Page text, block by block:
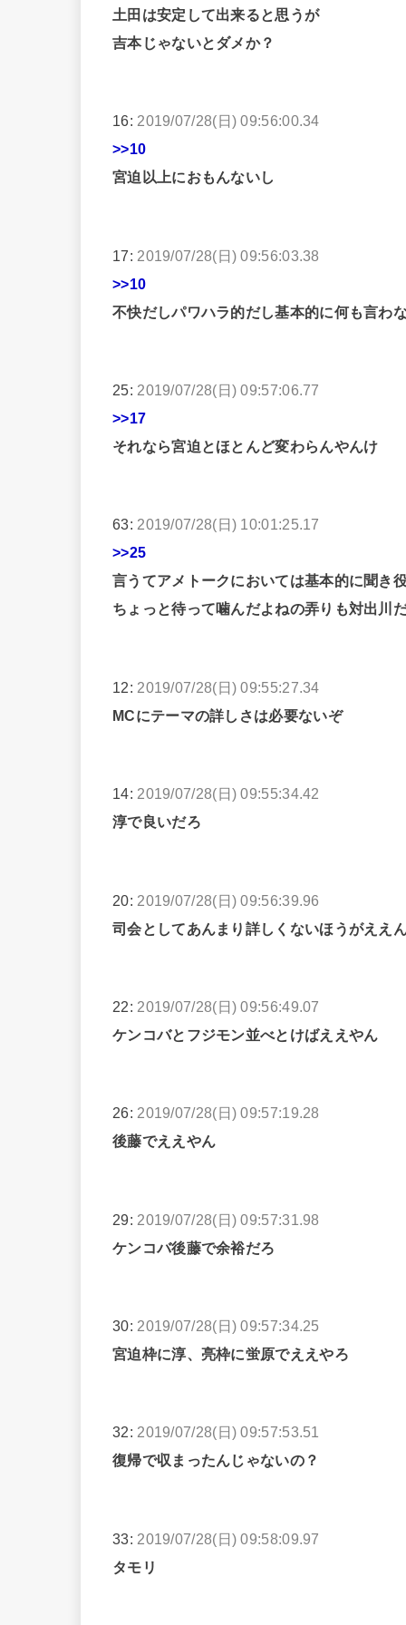
土田は安定して出来ると思うが
吉本じゃないとダメか？
16: 2019/07/28(日) 09:56:00.34
>>10
宮迫以上におもんないし
17: 2019/07/28(日) 09:56:03.38
>>10
不快だしパワハラ的だし基本的に何も言わ
25: 2019/07/28(日) 09:57:06.77
>>17
それなら宮迫とほとんど変わらんやんけ
63: 2019/07/28(日) 10:01:25.17
>>25
言うてアメトークにおいては基本的に聞き
ちょっと待って噛んだよねの弄りも対出川
12: 2019/07/28(日) 09:55:27.34
MCにテーマの詳しさは必要ないぞ
14: 2019/07/28(日) 09:55:34.42
淳で良いだろ
20: 2019/07/28(日) 09:56:39.96
司会としてあんまり詳しくないほうがええ
22: 2019/07/28(日) 09:56:49.07
ケンコバとフジモン並べとけばええやん
26: 2019/07/28(日) 09:57:19.28
後藤でええやん
29: 2019/07/28(日) 09:57:31.98
ケンコバ後藤で余裕だろ
30: 2019/07/28(日) 09:57:34.25
宮迫枠に淳、亮枠に蛍原でええやろ
32: 2019/07/28(日) 09:57:53.51
復帰で収まったんじゃないの？
33: 2019/07/28(日) 09:58:09.97
タモリ